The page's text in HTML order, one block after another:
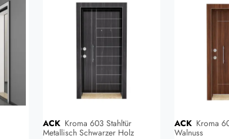
ACK
Metallisch Schwarzer Holz
ACK
Walnuss